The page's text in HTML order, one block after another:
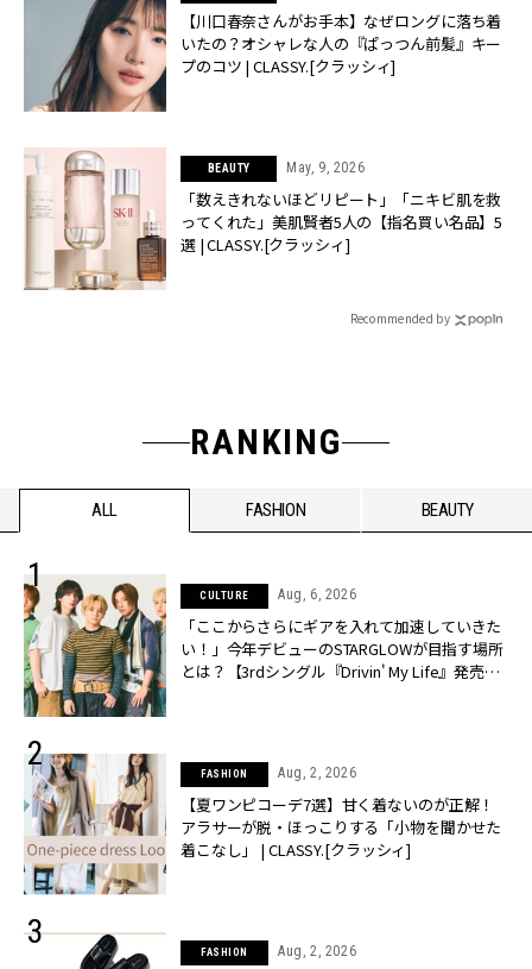
【川口春奈さんがお手本】なぜロングに落ち着
いたの？オシャレな人の『ぱっつん前髪』キー
プのコツ | CLASSY.[クラッシィ]
BEAUTY May, 9, 2026
「数えきれないほどリピート」「ニキビ肌を救
ってくれた」美肌賢者5人の【指名買い名品】5
選 | CLASSY.[クラッシィ]
Recommended by
RANKING
ALL FASHION BEAUTY
CULTURE Aug, 6, 2026
「ここからさらにギアを入れて加速していきた
い！」今年デビューのSTARGLOWが目指す場所
とは？【3rdシングル『Drivin' My Life』発売】 |
FASHION Aug, 2, 2026
【夏ワンピコーデ7選】甘く着ないのが正解！
アラサーが脱・ほっこりする「小物を聞かせた
着こなし」 | CLASSY.[クラッシィ]
FASHION Aug, 2, 2026